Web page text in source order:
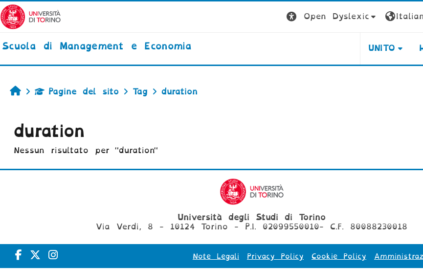
Vai al contenuto principale
Open Dyslexic
Scuola di Management e Economia UNITO
HomePagine del sito Tag duration
duration
Nessun risultato per "duration"
Università degli Studi di Torino
Via Verdi, 8 - 10124 Torino - P.I. 02099550010- C.F. 80088230018
Note Legali Privacy Policy Cookie Policy